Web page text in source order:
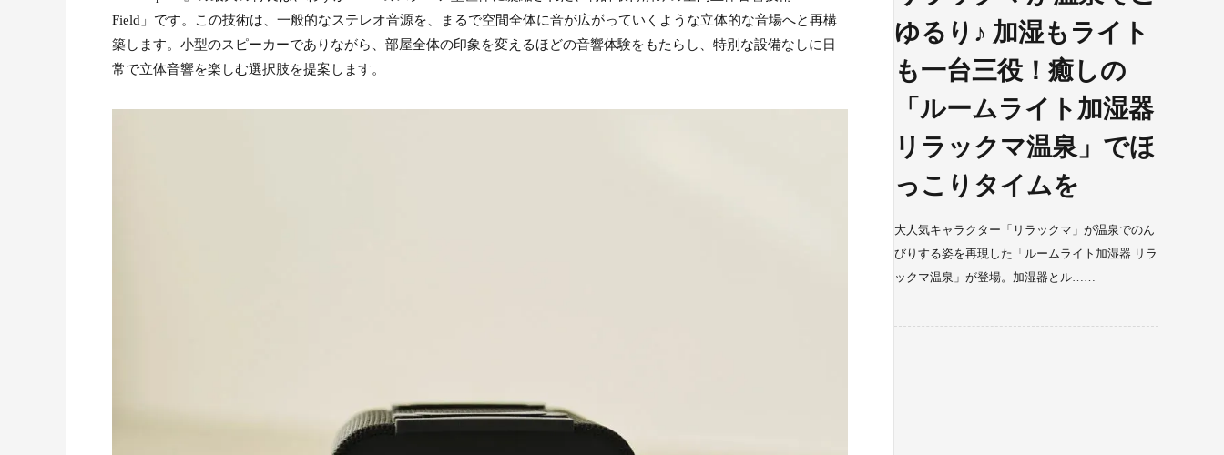
Field」です。この技術は、一般的なステレオ音源を、まるで空間全体に音が広がっていくような立体的な音場へと再構
築します。小型のスピーカーでありながら、部屋全体の印象を変えるほどの音響体験をもたらし、特別な設備なしに日
常で立体音響を楽しむ選択肢を提案します。
ゆるり♪ 加湿もライト
も一台三役！癒しの
「ルームライト加湿器
リラックマ温泉」でほ
っこりタイムを
大人気キャラクター「リラックマ」が温泉でのん
びりする姿を再現した「ルームライト加湿器 リラ
ックマ温泉」が登場。加湿器とル……